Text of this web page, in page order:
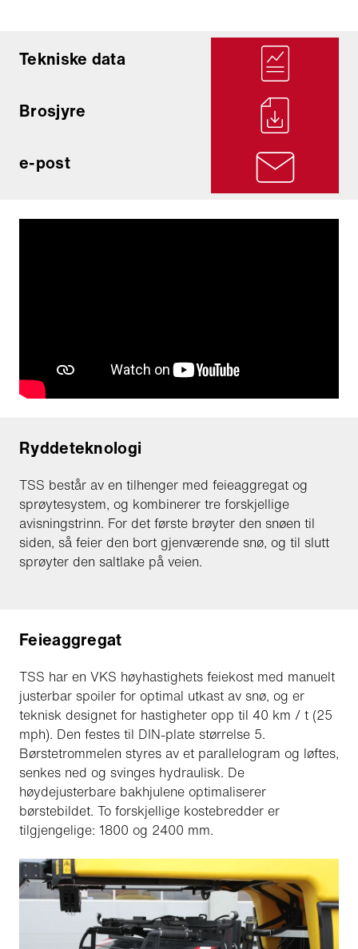
Tekniske data
Brosjyre
e-post
Ryddeteknologi
TSS består av en tilhenger med feieaggregat og
sprøytesystem, og kombinerer tre forskjellige
avisningstrinn. For det første brøyter den snøen til
siden, så feier den bort gjenværende snø, og til slutt
sprøyter den saltlake på veien.
Feieaggregat
TSS har en VKS høyhastighets feiekost med manuelt
justerbar spoiler for optimal utkast av snø, og er
teknisk designet for hastigheter opp til 40 km / t (25
mph). Den festes til DIN-plate størrelse 5.
Børstetrommelen styres av et parallelogram og løftes,
senkes ned og svinges hydraulisk. De
høydejusterbare bakhjulene optimaliserer
børstebildet. To forskjellige kostebredder er
tilgjengelige: 1800 og 2400 mm.